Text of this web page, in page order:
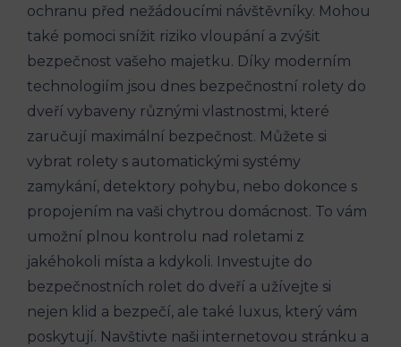
ochranu před nežádoucími návštěvníky. Mohou
také pomoci snížit riziko vloupání a zvýšit
bezpečnost vašeho majetku. Díky moderním
technologiím jsou dnes bezpečnostní rolety do
dveří vybaveny různými vlastnostmi, které
zaručují maximální bezpečnost. Můžete si
vybrat rolety s automatickými systémy
zamykání, detektory pohybu, nebo dokonce s
propojením na vaši chytrou domácnost. To vám
umožní plnou kontrolu nad roletami z
jakéhokoli místa a kdykoli. Investujte do
bezpečnostních rolet do dveří a užívejte si
nejen klid a bezpečí, ale také luxus, který vám
poskytují. Navštivte naši internetovou stránku a